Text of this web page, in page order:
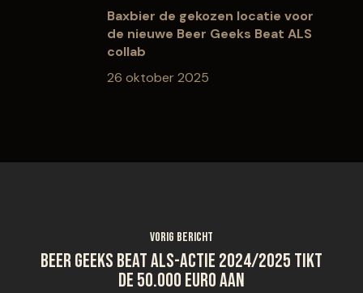
Baxbier de gekozen locatie voor
de nieuwe Beer Geeks Beat ALS
collab
26 oktober 2025
Vorig bericht
Beer Geeks Beat ALS-actie 2024/2025 tikt
de 50.000 euro aan